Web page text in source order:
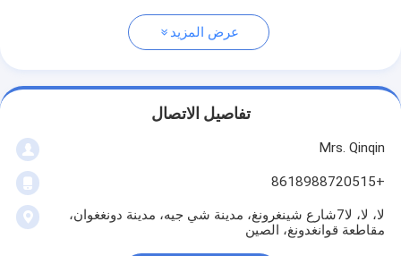
عرض المزيد
تفاصيل الاتصال
Mrs. Qinqin
+8618988720515
لا، لا، لا7شارع شينغرونغ، مدينة شي جيه، مدينة دونغغوان،
مقاطعة قوانغدونغ، الصين